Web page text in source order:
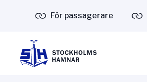
För passagerare